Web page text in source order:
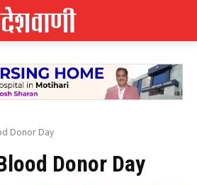
Donor Day
Donor Day